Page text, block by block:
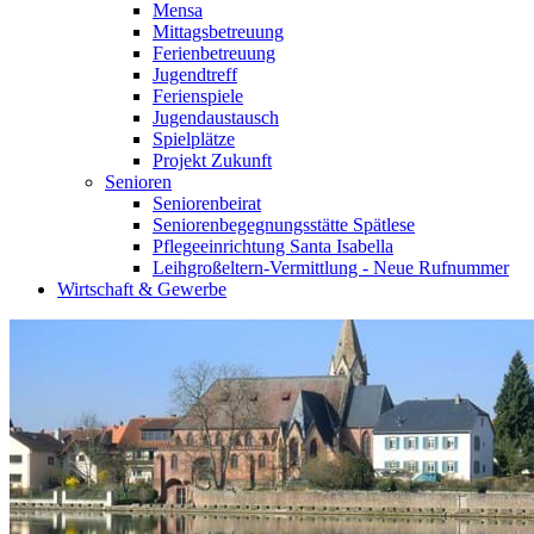
Mensa
Mittagsbetreuung
Ferienbetreuung
Jugendtreff
Ferienspiele
Jugendaustausch
Spielplätze
Projekt Zukunft
Senioren
Seniorenbeirat
Seniorenbegegnungsstätte Spätlese
Pflegeeinrichtung Santa Isabella
Leihgroßeltern-Vermittlung - Neue Rufnummer
Wirtschaft & Gewerbe